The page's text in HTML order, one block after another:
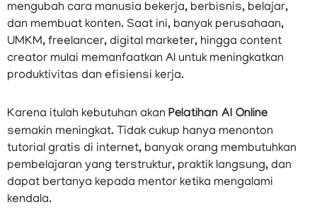
mengubah cara manusia bekerja, berbisnis, belajar,
dan membuat konten. Saat ini, banyak perusahaan,
UMKM, freelancer, digital marketer, hingga content
creator mulai memanfaatkan AI untuk meningkatkan
produktivitas dan efisiensi kerja.
Karena itulah kebutuhan akan Pelatihan AI Online
semakin meningkat. Tidak cukup hanya menonton
tutorial gratis di internet, banyak orang membutuhkan
pembelajaran yang terstruktur, praktik langsung, dan
dapat bertanya kepada mentor ketika mengalami
kendala.